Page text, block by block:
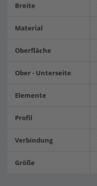
Breite
Material
Oberfläche
Ober - Unterseite
Elemente
Profil
Verbindung
Größe